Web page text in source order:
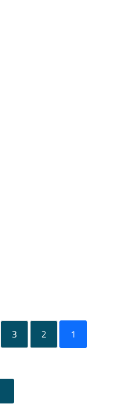
1
2
3